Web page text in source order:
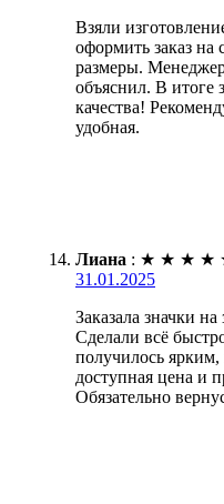
Взяли
оформить заказ на
размеры.
объяснил. В итоге
качества!
удобная.
Лиана : ★ ★ ★ ★
31.01.2025
Заказала значки на
Сделали всё
получилось
доступная цена и
Обязательно